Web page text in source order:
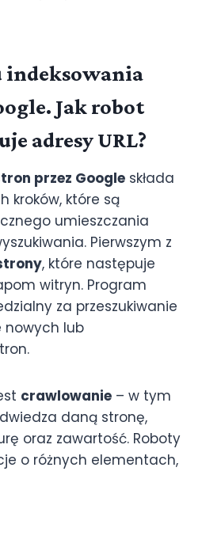
indeksowania
Jak robot
adresy URL?
przez Google składa
kroków, które są
umieszczania
Pierwszym z
, które następuje
witryn. Program
za przeszukiwanie
nowych lub
crawlowanie – w tym
daną stronę,
oraz zawartość. Roboty
o różnych elementach,